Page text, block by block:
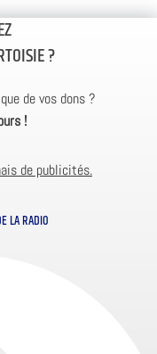
?
de vos dons ?
!
de publicités.
LA RADIO